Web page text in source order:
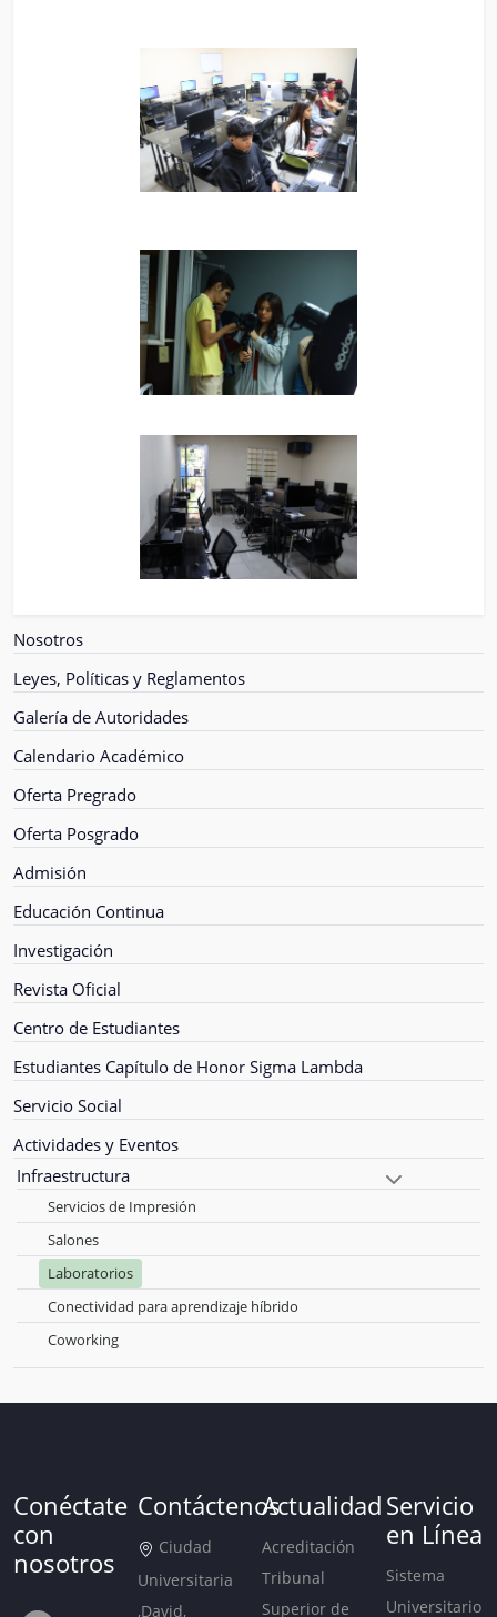
Nosotros
Leyes, Políticas y Reglamentos
Galería de Autoridades
Calendario Académico
Oferta Pregrado
Oferta Posgrado
Admisión
Educación Continua
Investigación
Revista Oficial
Centro de Estudiantes
Estudiantes Capítulo de Honor Sigma Lambda
Servicio Social
Actividades y Eventos
Infraestructura
Servicios de Impresión
Salones
Laboratorios
Conectividad para aprendizaje híbrido
Coworking
Conéctate
con
nosotros
Contáctenos
Ciudad
Universitaria
,David,
Actualidad
Acreditación
Tribunal
Superior de
Servicio
en Línea
Sistema
Universitario